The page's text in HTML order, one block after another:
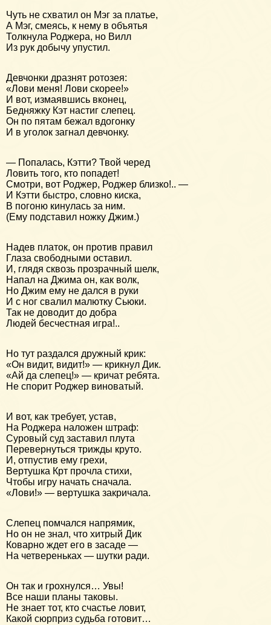
Чуть не схватил он Мэг за платье,
А Мэг, смеясь, к нему в объятья
Толкнула Роджера, но Вилл
Из рук добычу упустил.
Девчонки дразнят ротозея:
«Лови меня! Лови скорее!»
И вот, измаявшись вконец,
Бедняжку Кэт настиг слепец.
Он по пятам бежал вдогонку
И в уголок загнал девчонку.
— Попалась, Кэтти? Твой черед
Ловить того, кто попадет!
Смотри, вот Роджер, Роджер близко!.. —
И Кэтти быстро, словно киска,
В погоню кинулась за ним.
(Ему подставил ножку Джим.)
Надев платок, он против правил
Глаза свободными оставил.
И, глядя сквозь прозрачный шелк,
Напал на Джима он, как волк,
Но Джим ему не дался в руки
И с ног свалил малютку Сьюки.
Так не доводит до добра
Людей бесчестная игра!..
Но тут раздался дружный крик:
«Он видит, видит!» — крикнул Дик.
«Ай да слепец!» — кричат ребята.
Не спорит Роджер виноватый.
И вот, как требует, устав,
На Роджера наложен штраф:
Суровый суд заставил плута
Перевернуться трижды круто.
И, отпустив ему грехи,
Вертушка Крт прочла стихи,
Чтобы игру начать сначала.
«Лови!» — вертушка закричала.
Слепец помчался напрямик,
Но он не знал, что хитрый Дик
Коварно ждет его в засаде —
На четвереньках — шутки ради.
Он так и грохнулся… Увы!
Все наши планы таковы.
Не знает тот, кто счастье ловит,
Какой сюрприз судьба готовит…